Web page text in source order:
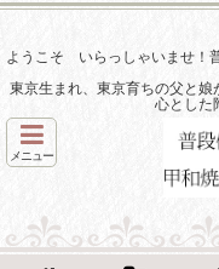
ようこそ いらっしゃいませ！
東京生まれ、東京育ちの父と
心とした
メニュー